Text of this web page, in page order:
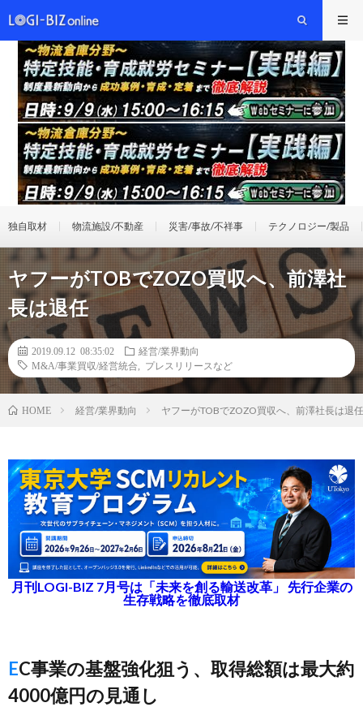
独自取材 物流施設/不動産 災害/事故/不祥事 テクノロジー/製品
ヤフーがTOBでZOZO買収へ、前澤社
長は退任
2019.09.12 08:35:02
経営/業界動向
M&A/事業買収/経営統合
プレスリリースなど
HOME 経営/業界動向 ヤフーがTOBでZOZO買収へ、前澤社長は退任
月刊LOGI-BIZ 7月号は「未来を創る輸送改革」 先行企業の
生存戦略を徹底取材
EC事業の基盤強化狙う、取得総額は最大約
4000億円の見通し